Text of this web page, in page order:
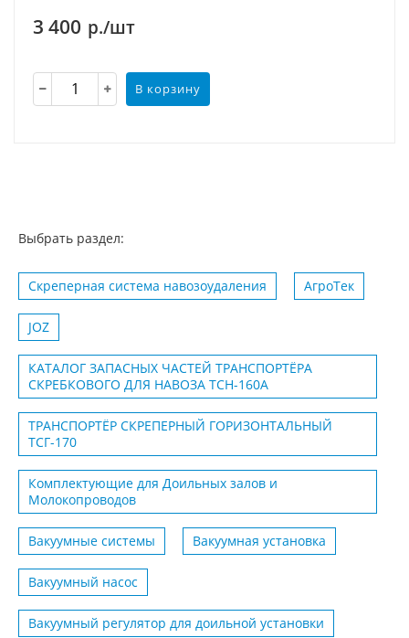
3 400 р./шт
В корзину
Выбрать раздел:
Скреперная система навозоудаления АгроТек
JOZ
КАТАЛОГ ЗАПАСНЫХ ЧАСТЕЙ ТРАНСПОРТЁРА
СКРЕБКОВОГО ДЛЯ НАВОЗА ТСН-160А
ТРАНСПОРТЁР СКРЕПЕРНЫЙ ГОРИЗОНТАЛЬНЫЙ
ТСГ-170
Комплектующие для Доильных залов и
Молокопроводов
Вакуумные системы Вакуумная установка
Вакуумный насос
Вакуумный регулятор для доильной установки